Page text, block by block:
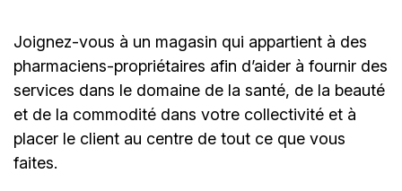
Joignez-vous à un magasin qui appartient à des
pharmaciens-propriétaires afin d’aider à fournir des
services dans le domaine de la santé, de la beauté
et de la commodité dans votre collectivité et à
placer le client au centre de tout ce que vous
faites.